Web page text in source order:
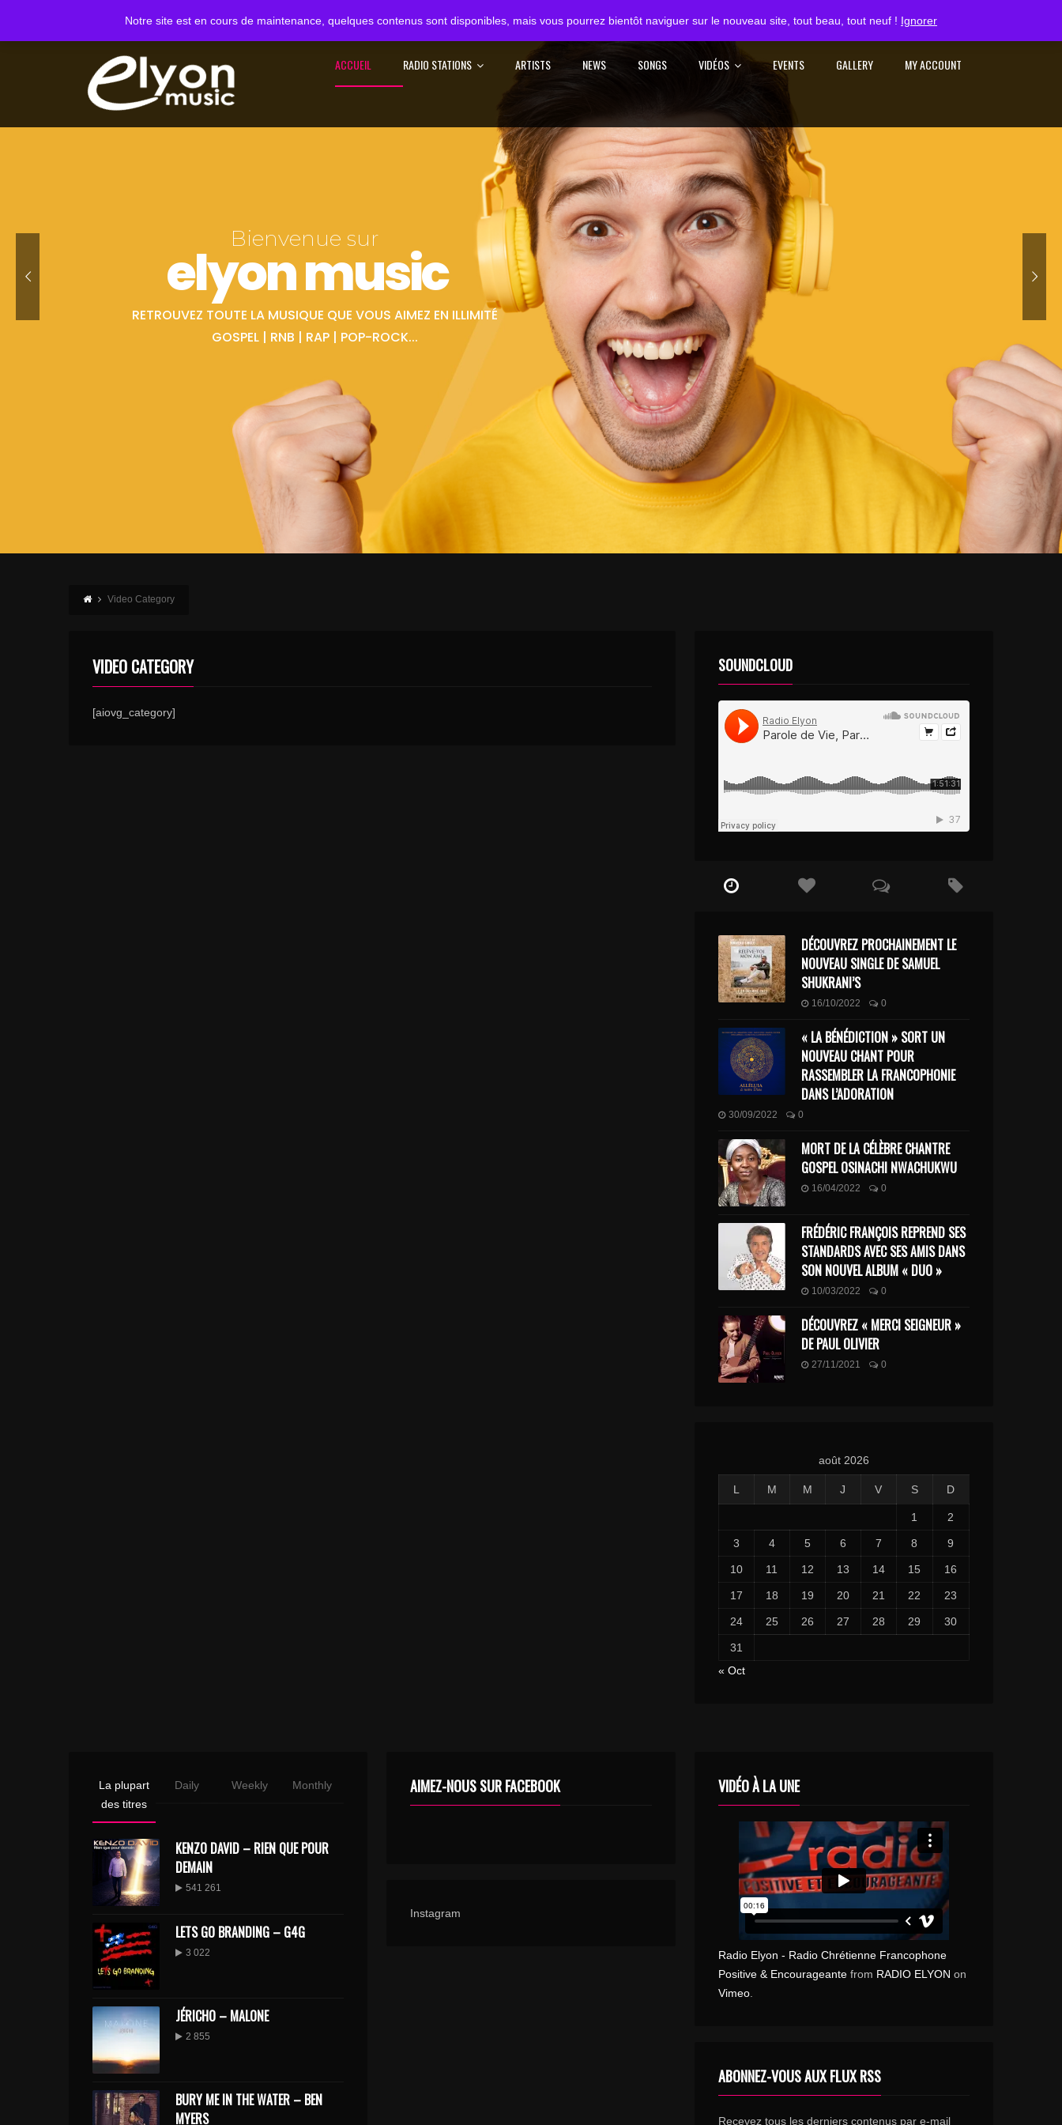
Notre site est en cours de maintenance, quelques contenus sont disponibles, mais vous pourrez bientôt naviguer sur le nouveau site, tout beau, tout neuf ! IgnorerS'IDENTIFIER
ACCUEIL RADIO STATIONS ARTISTS NEWS SONGS VIDÉOS EVENTS GALLERY MY ACCOUNT
Bienvenue sur
elyon music
RETROUVEZ TOUTE LA MUSIQUE QUE VOUS AIMEZ EN ILLIMITÉ
GOSPEL | RNB | RAP | POP-ROCK...
Video Category
VIDEO CATEGORY
[aiovg_category]
SOUNDCLOUD
DÉCOUVREZ PROCHAINEMENT LE
NOUVEAU SINGLE DE SAMUEL
SHUKRANI’S
16/10/2022 0
« LA BÉNÉDICTION » SORT UN
NOUVEAU CHANT POUR
RASSEMBLER LA FRANCOPHONIE
DANS L’ADORATION
30/09/2022 0
MORT DE LA CÉLÈBRE CHANTRE
GOSPEL OSINACHI NWACHUKWU
16/04/2022 0
FRÉDÉRIC FRANÇOIS REPREND SES
STANDARDS AVEC SES AMIS DANS
SON NOUVEL ALBUM « DUO »
10/03/2022 0
DÉCOUVREZ « MERCI SEIGNEUR »
DE PAUL OLIVIER
27/11/2021 0
août 2026
L M M J V S D
1 2
3 4 5 6 7 8 9
10 11 12 13 14 15 16
17 18 19 20 21 22 23
24 25 26 27 28 29 30
31
« Oct
La plupart
des titres
Daily Weekly Monthly
KENZO DAVID – RIEN QUE POUR
DEMAIN
541 261
LETS GO BRANDING – G4G
3 022
JÉRICHO – MALONE
2 855
BURY ME IN THE WATER – BEN
MYERS
AIMEZ-NOUS SUR FACEBOOK
Instagram
VIDÉO À LA UNE
Radio Elyon - Radio Chrétienne Francophone
Positive & Encourageantefrom RADIO ELYON on
Vimeo.
ABONNEZ-VOUS AUX FLUX RSS
Recevez tous les derniers contenus par e-mail